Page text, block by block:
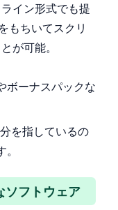
イン形式でも提
もちいてスクリ
が可能。
ボーナスパックな
を指しているの
フトウェア